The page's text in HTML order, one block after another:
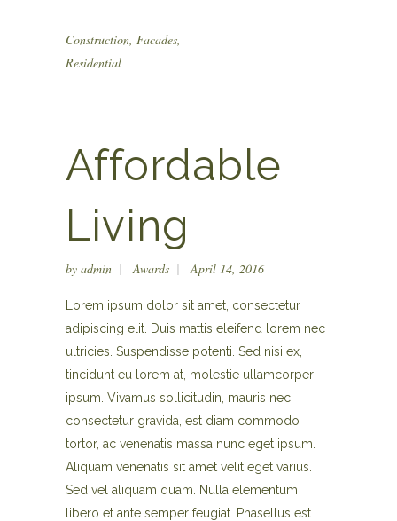
Construction, Facades,
Residential
Affordable
Living
by admin Awards April 14, 2016
Lorem ipsum dolor sit amet, consectetur
adipiscing elit. Duis mattis eleifend lorem nec
ultricies. Suspendisse potenti. Sed nisi ex,
tincidunt eu lorem at, molestie ullamcorper
ipsum. Vivamus sollicitudin, mauris nec
consectetur gravida, est diam commodo
tortor, ac venenatis massa nunc eget ipsum.
Aliquam venenatis sit amet velit eget varius.
Sed vel aliquam quam. Nulla elementum
libero et ante semper feugiat. Phasellus est